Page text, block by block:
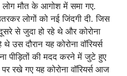
लोग मौत के आगोश में समा गए.
लोगों को नई जिंदगी दी. जिस
से जुदा हो रहे थे और कोरोना
उस दौरान यह कोरोना वॉरियर्स
पीड़ितों की मदद करने में जुटे हुए
रखे गए यह कोरोना वॉरियर्स आज